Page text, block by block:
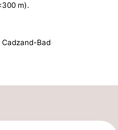
m).
Bad